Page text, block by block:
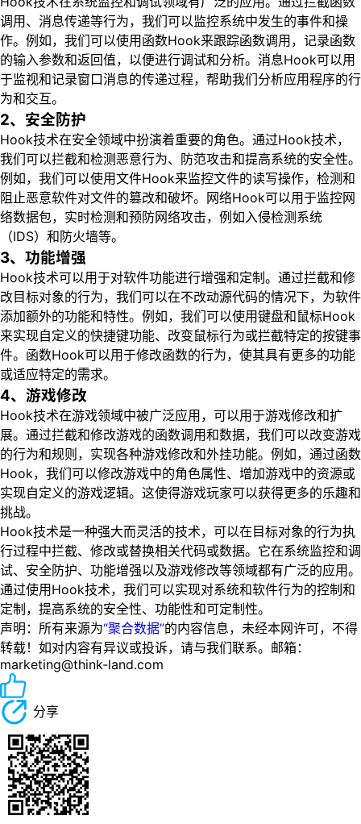
调用、消息传递等行为，我们可以监控系统中发生的事件和操
作。例如，我们可以使用函数Hook来跟踪函数调用，记录函数
的输入参数和返回值，以便进行调试和分析。消息Hook可以用
于监视和记录窗口消息的传递过程，帮助我们分析应用程序的行
为和交互。
2、安全防护
Hook技术在安全领域中扮演着重要的角色。通过Hook技术，
我们可以拦截和检测恶意行为、防范攻击和提高系统的安全性。
例如，我们可以使用文件Hook来监控文件的读写操作，检测和
阻止恶意软件对文件的篡改和破坏。网络Hook可以用于监控网
络数据包，实时检测和预防网络攻击，例如入侵检测系统
（IDS）和防火墙等。
3、功能增强
Hook技术可以用于对软件功能进行增强和定制。通过拦截和修
改目标对象的行为，我们可以在不改动源代码的情况下，为软件
添加额外的功能和特性。例如，我们可以使用键盘和鼠标Hook
来实现自定义的快捷键功能、改变鼠标行为或拦截特定的按键事
件。函数Hook可以用于修改函数的行为，使其具有更多的功能
或适应特定的需求。
4、游戏修改
Hook技术在游戏领域中被广泛应用，可以用于游戏修改和扩
展。通过拦截和修改游戏的函数调用和数据，我们可以改变游戏
的行为和规则，实现各种游戏修改和外挂功能。例如，通过函数
Hook，我们可以修改游戏中的角色属性、增加游戏中的资源或
实现自定义的游戏逻辑。这使得游戏玩家可以获得更多的乐趣和
挑战。
Hook技术是一种强大而灵活的技术，可以在目标对象的行为执
行过程中拦截、修改或替换相关代码或数据。它在系统监控和调
试、安全防护、功能增强以及游戏修改等领域都有广泛的应用。
通过使用Hook技术，我们可以实现对系统和软件行为的控制和
定制，提高系统的安全性、功能性和可定制性。
声明：所有来源为“聚合数据”的内容信息，未经本网许可，不得
转载！如对内容有异议或投诉，请与我们联系。邮箱：
marketing@think-land.com
分享